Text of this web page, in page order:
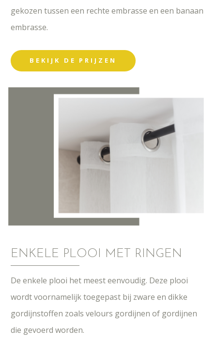
gekozen tussen een rechte embrasse en een banaan
embrasse.
BEKIJK DE PRIJZEN
ENKELE PLOOI MET RINGEN
De enkele plooi het meest eenvoudig. Deze plooi
wordt voornamelijk toegepast bij zware en dikke
gordijnstoffen zoals velours gordijnen of gordijnen
die gevoerd worden.